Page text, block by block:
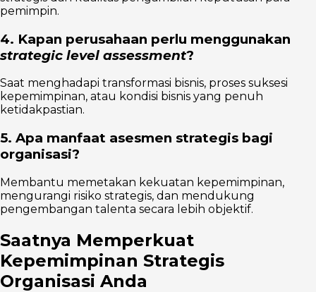
pemimpin.
4. Kapan perusahaan perlu menggunakan
strategic level assessment?
Saat menghadapi transformasi bisnis, proses suksesi
kepemimpinan, atau kondisi bisnis yang penuh
ketidakpastian.
5. Apa manfaat asesmen strategis bagi
organisasi?
Membantu memetakan kekuatan kepemimpinan,
mengurangi risiko strategis, dan mendukung
pengembangan talenta secara lebih objektif.
Saatnya Memperkuat
Kepemimpinan Strategis
Organisasi Anda